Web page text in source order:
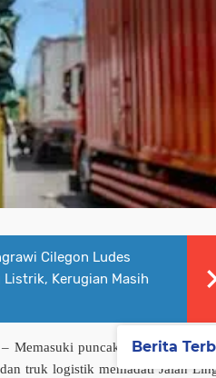
Cilegon Ludes
Kerugian Masih
– Memasuki puncak arus mudik
truk logistik memadati Jalan
Berita